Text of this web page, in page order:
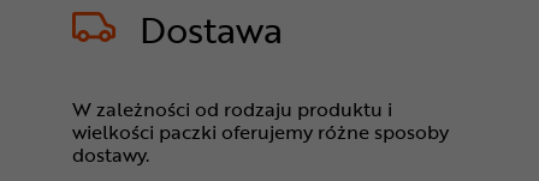
Dostawa
W zależności od rodzaju produktu i
wielkości paczki oferujemy różne sposoby
dostawy.